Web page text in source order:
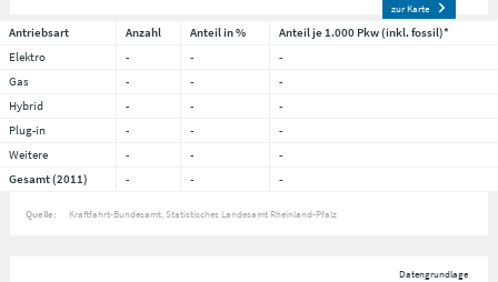
zur Karte
Antriebsart Anzahl Anteil in %
Anteil je 1.000 Pkw (inkl. fossil)*
Elektro
- -
-
Gas
- -
-
Hybrid
- -
-
Plug-in
- -
-
Weitere
- -
-
Gesamt (2011)
- - -
Quelle: Kraftfahrt-Bundesamt, Statistisches Landesamt Rheinland-Pfalz
Datengrundlage